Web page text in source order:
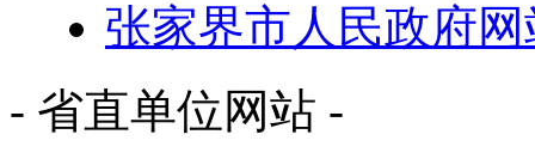
张家界市人民政府网
- 省直单位网站 -